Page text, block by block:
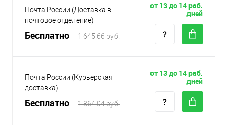
Почта России (Доставка в
почтовое отделение)
Бесплатно 1 645.66 руб.
от 13 до 14 раб.
дней
Почта России (Курьерская
доставка)
Бесплатно 1 864.04 руб.
от 13 до 14 раб.
дней